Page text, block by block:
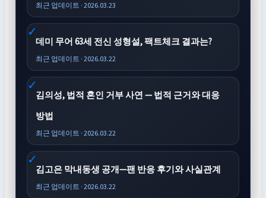
최근 업데이트 · 2026.03.23
데미 무어 63세 전신 성형설, 팩트체크 결과는?
최근 업데이트 · 2026.03.22
김의성, 법적 혼인 거부 사연 — 법적 근거와 대응
방법
최근 업데이트 · 2026.03.22
김고은 막내동생 공개—팬 반응 후기와 사실관계
최근 업데이트 · 2026.03.22